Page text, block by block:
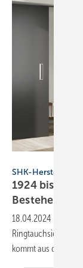
SHK-Hersteller
1924 bis
Bestehen
18.04.2024
Ringtauchsieders.
kommt aus der